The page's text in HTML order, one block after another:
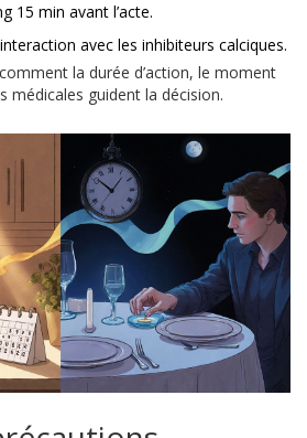
15 min avant l’acte.
avec les inhibiteurs calciques.
la durée d’action, le moment
médicales guident la décision.